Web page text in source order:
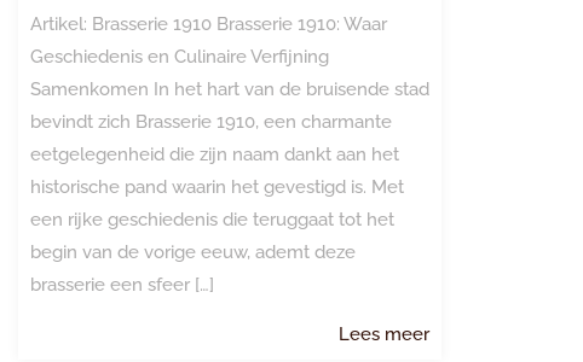
Artikel: Brasserie 1910 Brasserie 1910: Waar
Geschiedenis en Culinaire Verfijning
Samenkomen In het hart van de bruisende stad
bevindt zich Brasserie 1910, een charmante
eetgelegenheid die zijn naam dankt aan het
historische pand waarin het gevestigd is. Met
een rijke geschiedenis die teruggaat tot het
begin van de vorige eeuw, ademt deze
brasserie een sfeer […]
Lees meerLees